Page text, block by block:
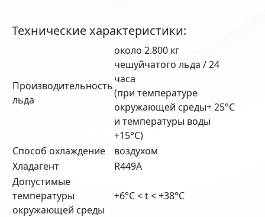
Технические характеристики:
Производительность
льда
около 2.800 кг
чешуйчатого льда / 24
часа
(при температуре
окружающей среды+ 25°C
и температуры воды
+15°C)
Способ охлаждение
воздухом
Хладагент
R449A
Допустимые
температуры
окружающей среды
+6°C < t < +38°C